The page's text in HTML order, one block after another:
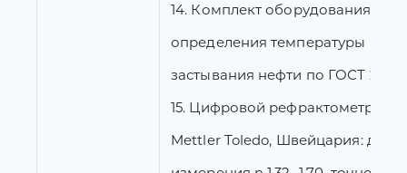
14. Комплект оборудования для
определения температуры
застывания нефти по ГОСТ
15. Цифровой рефрактометр
Mettler Toledo, Швейцария: